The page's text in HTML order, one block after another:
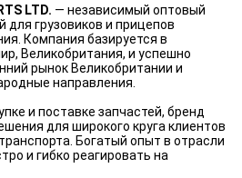
LTD. — независимый оптовый
для грузовиков и прицепов
Компания базируется в
Великобритания, и успешно
рынок Великобритании и
направления.
и поставке запчастей, бренд
для широкого круга клиентов
Богатый опыт в отрасли
и гибко реагировать на